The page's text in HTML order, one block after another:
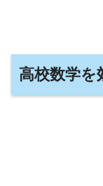
高校数学を